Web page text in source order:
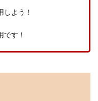
よう！
す！